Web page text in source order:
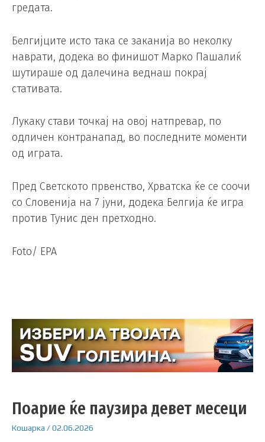
гредата.
Белгијците исто така се заканија во неколку
наврати, додека во финишот Марко Пашалиќ
шутираше од далечина веднаш покрај
стативата.
Лукаку стави точкај на овој натпревар, по
одличен контранапад, во последните моменти
од играта.
Пред Светското првенство, Хрватска ќе се соочи
со Словенија на 7 јуни, додека Белгија ќе игра
против Тунис ден претходно.
Foto/ EPA
Поарие ќе паузира девет месеци
Кошарка /02.06.2026